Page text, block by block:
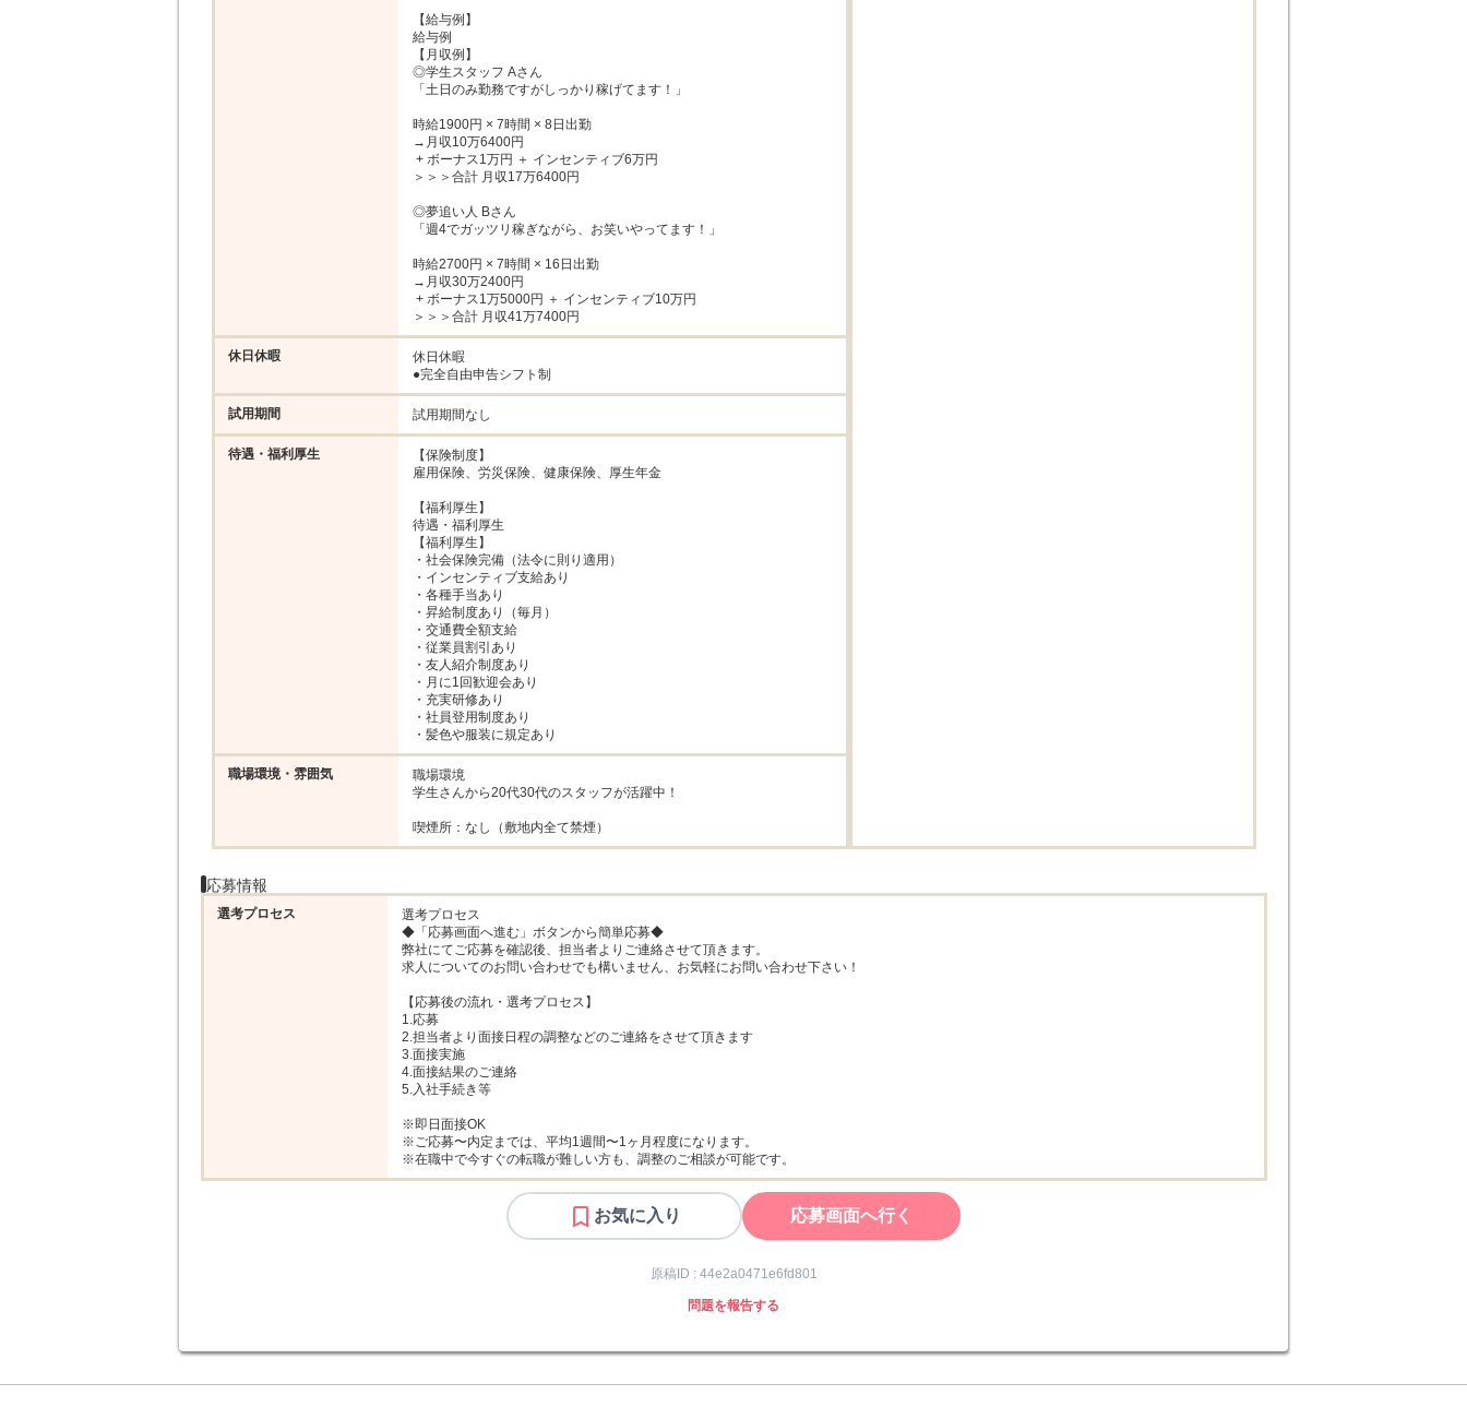
【給与例】
給与例
【月収例】
◎学生スタッフ Aさん
「土日のみ勤務ですがしっかり稼げてます！」
時給1900円 × 7時間 × 8日出勤
→月収10万6400円
＞＞＞合計 月収17万6400円
◎夢追い人 Bさん
「週4でガッツリ稼ぎながら、お笑いやってます！」
時給2700円 × 7時間 × 16日出勤
→月収30万2400円
＞＞＞合計 月収41万7400円
休日休暇
休日休暇
●完全自由申告シフト制
試用期間 試用期間なし
待遇・福利厚生
【保険制度】
雇用保険、労災保険、健康保険、厚生年金
【福利厚生】
待遇・福利厚生
【福利厚生】
・社会保険完備（法令に則り適⽤）
・インセンティブ支給あり
・各種手当あり
・昇給制度あり（毎月）
・交通費全額⽀給
・従業員割引あり
・友人紹介制度あり
・月に1回歓迎会あり
・充実研修あり
・社員登用制度あり
・髪色や服装に規定あり
職場環境・雰囲気
職場環境
学生さんから20代30代のスタッフが活躍中！
喫煙所：なし（敷地内全て禁煙）
応募情報
選考プロセス
選考プロセス
◆「応募画面へ進む」ボタンから簡単応募◆
弊社にてご応募を確認後、担当者よりご連絡させて頂きます。
求人についてのお問い合わせでも構いません、お気軽にお問い合わせ下さい！
【応募後の流れ・選考プロセス】
1.応募
2.担当者より面接日程の調整などのご連絡をさせて頂きます
3.面接実施
4.面接結果のご連絡
5.入社手続き等
※即日面接OK
※ご応募〜内定までは、平均1週間〜1ヶ月程度になります。
※在職中で今すぐの転職が難しい方も、調整のご相談が可能です。
お気に入り 応募画面へ行く
原稿ID : 44e2a0471e6fd801
問題を報告する